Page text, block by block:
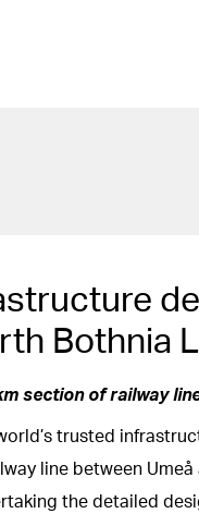
Bothnia
section of railway
trusted
line between Umeå
the detailed